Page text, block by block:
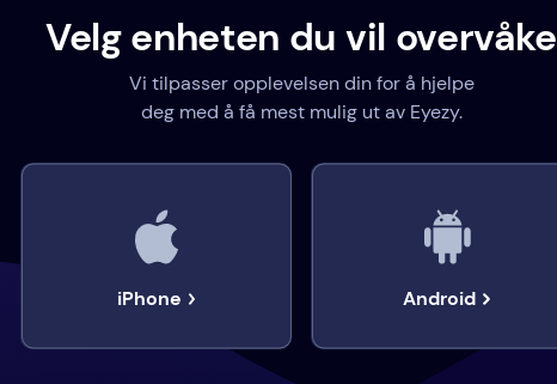
Velg enheten du vil overvåke
Vi tilpasser opplevelsen din for å hjelpe
deg med å få mest mulig ut av Eyezy.
iPhone Android